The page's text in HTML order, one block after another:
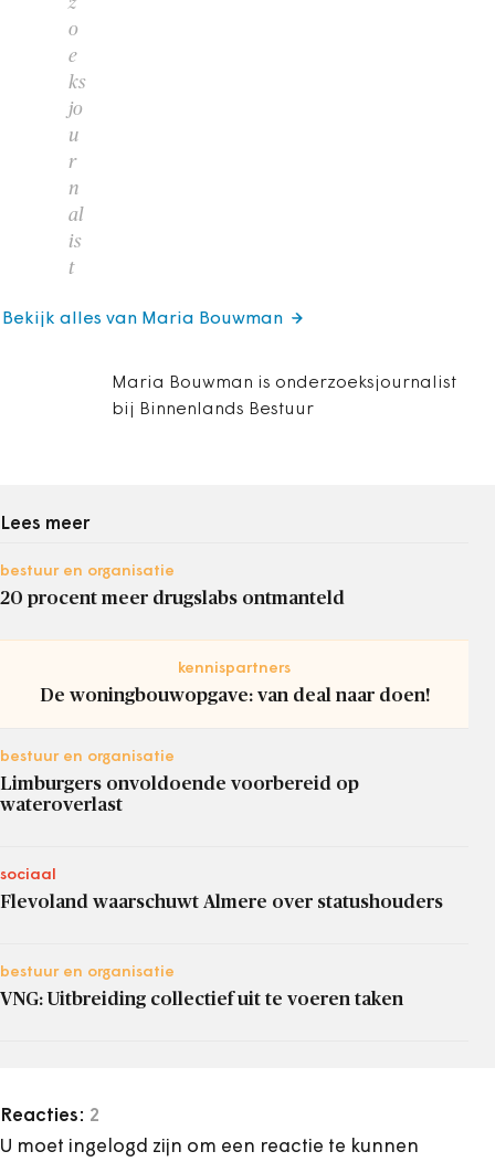
o
e
ks
jo
u
r
n
al
is
t
Maria Bouwman is onderzoeksjournalist
bij Binnenlands Bestuur
Bekijk alles van Maria Bouwman
Lees meer
bestuur en organisatie
20 procent meer drugslabs ontmanteld
kennispartners
De woningbouwopgave: van deal naar doen!
bestuur en organisatie
Limburgers onvoldoende voorbereid op
wateroverlast
sociaal
Flevoland waarschuwt Almere over statushouders
bestuur en organisatie
VNG: Uitbreiding collectief uit te voeren taken
Reacties: 2
U moet ingelogd zijn om een reactie te kunnen